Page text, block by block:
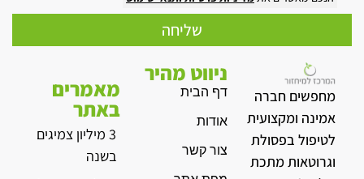
שליחה
מחפשים חברה
אמינה ומקצועית
לטיפול בפסולת
וגרוטאות מתכת
ניווט מהיר
דף הבית
אודות
צור קשר
מאמרים
באתר
3 מיליון צמיגים
בשנה